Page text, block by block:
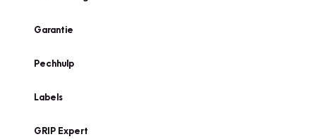
Garantie
Pechhulp
Labels
GRIP Expert